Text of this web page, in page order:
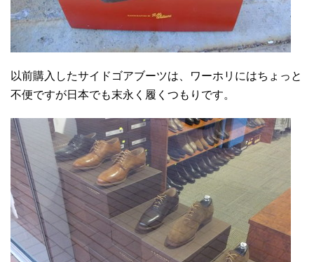
以前購入したサイドゴアブーツは、ワーホリにはちょっと
不便ですが日本でも末永く履くつもりです。